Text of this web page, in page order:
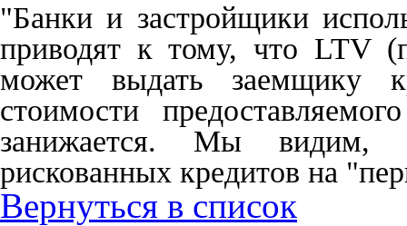
"Банки и застройщики
приводят к тому, что LTV
может выдать заемщику
стоимости
занижается. Мы видим,
рискованных кредитов на
Вернуться в список